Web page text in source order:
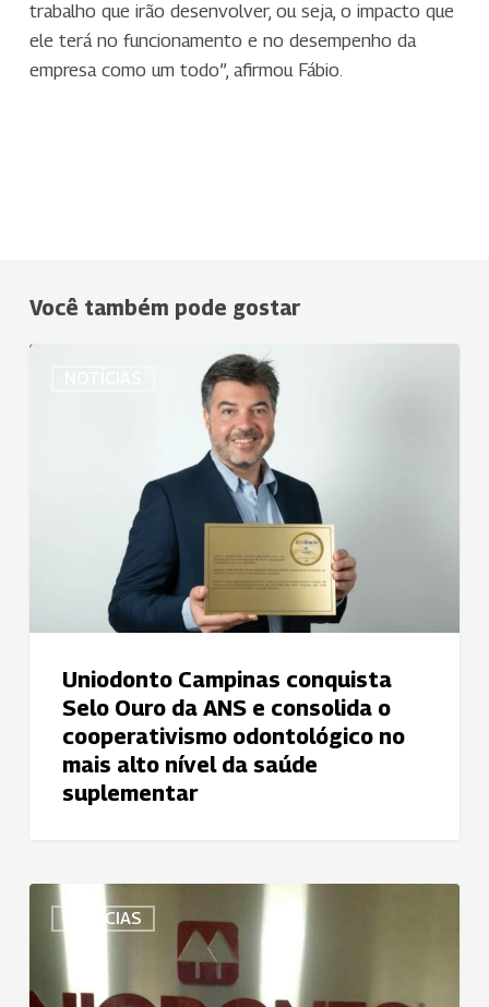
trabalho que irão desenvolver, ou seja, o impacto que
ele terá no funcionamento e no desempenho da
empresa como um todo”, afirmou Fábio.
Você também pode gostar
odontológico
Uniodonto Campinas conquista
Selo Ouro da ANS e consolida o
cooperativismo odontológico no
mais alto nível da saúde
suplementar
NOTÍCIAS
Uniodonto
Capixaba
conquista